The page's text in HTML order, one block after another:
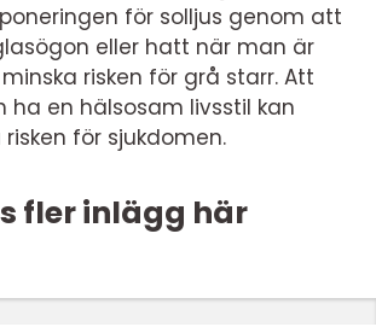
för solljus genom att
eller hatt när man är
risken för grå starr. Att
ha en hälsosam livsstil kan
för sjukdomen.
fler inlägg här